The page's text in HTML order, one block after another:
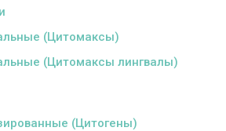
(Цитомаксы)
(Цитомаксы лингвалы)
(Цитогены)